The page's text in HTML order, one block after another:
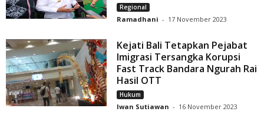
Regional
Ramadhani - 17 November 2023
Kejati Bali Tetapkan Pejabat
Imigrasi Tersangka Korupsi
Fast Track Bandara Ngurah Rai
Hasil OTT
Hukum
Iwan Sutiawan - 16 November 2023